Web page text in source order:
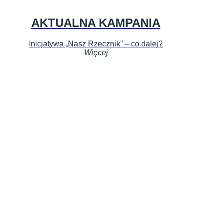
AKTUALNA KAMPANIA
Inicjatywa „Nasz Rzecznik” – co dalej?
Więcej